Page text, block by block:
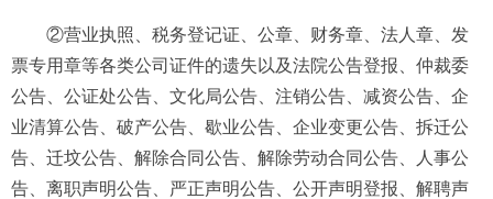
②营业执照、税务登记证、公章、财务章、法人章、发
票专用章等各类公司证件的遗失以及法院公告登报、仲裁委
公告、公证处公告、文化局公告、注销公告、减资公告、企
业清算公告、破产公告、歇业公告、企业变更公告、拆迁公
告、迁坟公告、解除合同公告、解除劳动合同公告、人事公
告、离职声明公告、严正声明公告、公开声明登报、解聘声